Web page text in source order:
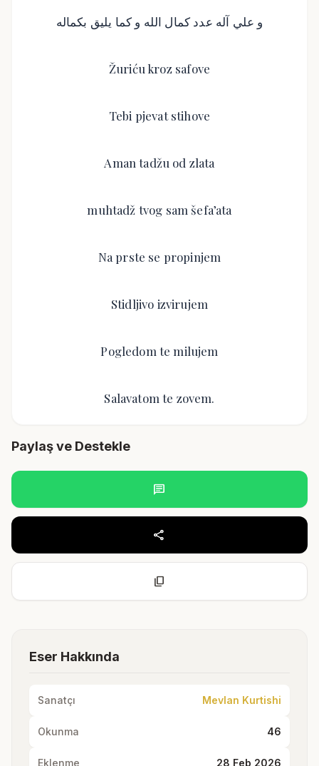
و علي آله عدد كمال الله و كما يليق بكماله
Žuriću kroz safove
Tebi pjevat stihove
Aman tadžu od zlata
muhtadž tvog sam šefa’ata
Na prste se propinjem
Stidljivo izvirujem
Pogledom te milujem
Salavatom te zovem.
Paylaş ve Destekle
chat
share
content_copy
Eser Hakkında
Sanatçı Mevlan Kurtishi
Okunma 46
Eklenme 28 Feb 2026